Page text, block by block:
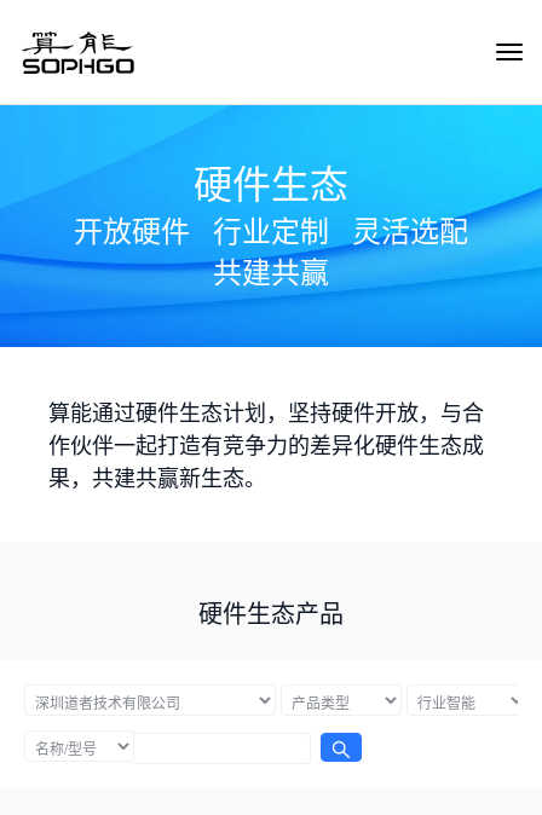
硬件生态
开放硬件 行业定制
灵活选配
共建共赢
算能通过硬件生态计划，坚持硬件开放，与合
作伙伴一起打造有竞争力的差异化硬件生态成
果，共建共赢新生态。
硬件生态产品